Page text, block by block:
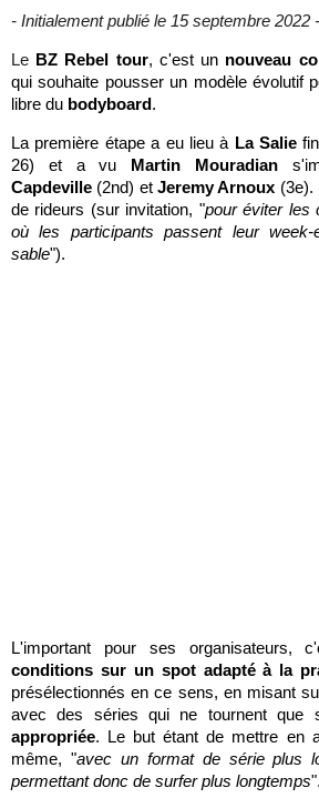
- Initialement publié le 15 septembre 2022 -
Le BZ Rebel tour, c'est un nouveau
qui souhaite pousser un modèle évolutif
libre du bodyboard.
La première étape a eu lieu à La Salie
26) et a vu Martin Mouradian
Capdeville (2nd) et Jeremy Arnoux (3e).
de rideurs (sur invitation, "pour éviter les
où les participants passent leur
sable").
L'important pour ses organisateurs,
conditions sur un spot adapté à la
présélectionnés en ce sens, en misant
avec des séries qui ne tournent que
appropriée. Le but étant de mettre en
même, "avec un format de série plus
permettant donc de surfer plus longtemps".